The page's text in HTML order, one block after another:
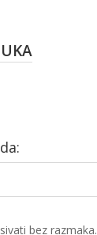
bez razmaka.